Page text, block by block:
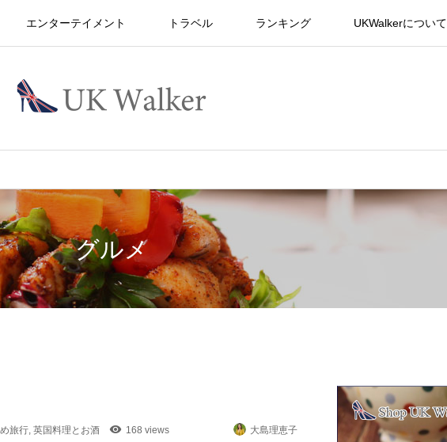
エンターテイメント トラベル ランキング UKWalkerについて
グルメ
旅行,英国料理とお酒 168 views 大島理恵子